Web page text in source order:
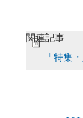
関連記事
「特集